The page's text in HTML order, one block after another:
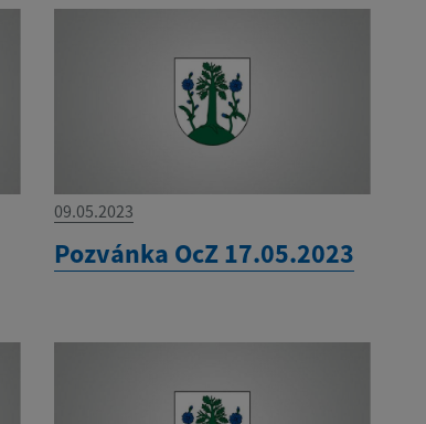
09.05.2023
Pozvánka OcZ 17.05.2023